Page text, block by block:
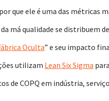
por que ele é uma das
má qualidade se distribuem
Oculta” e seu impacto
utilizam Lean Six Sigma
de COPQ em indústria,